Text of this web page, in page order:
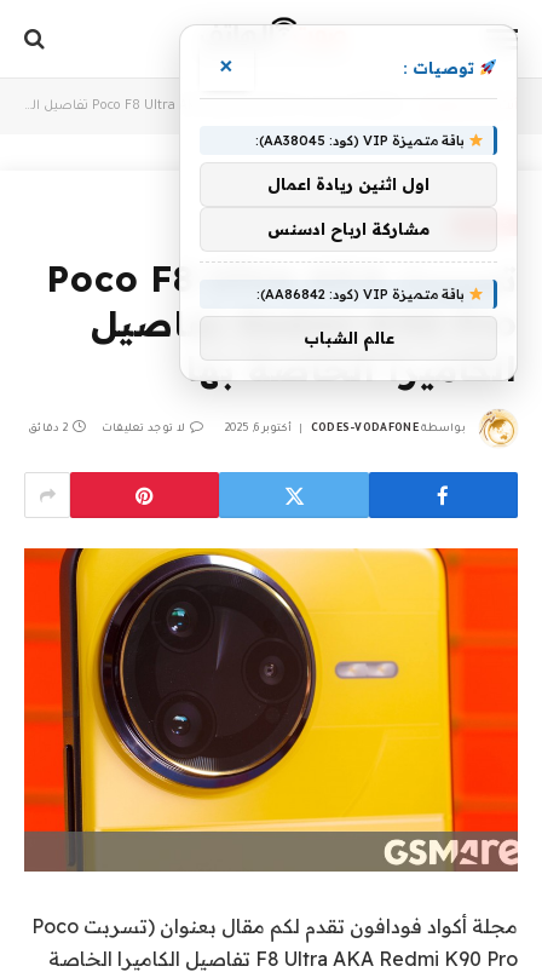
تسربت Poco F8 Ultra AKA
Redmi K90 Pro تفاصيل
الكاميرا الخاصة بها
بواسطة CODES-VODAFONE أكتوبر 6, 2025 لا توجد تعليقات 2 دقائق
مجلة أكواد فودافون تقدم لكم مقال بعنوان (تسربت Poco
F8 Ultra AKA Redmi K90 Pro تفاصيل الكاميرا الخاصة
توصيات : ×
باقة متميزة VIP (كود: AA38045):
اول اثنين ريادة اعمال
مشاركة ارباح ادسنس
باقة متميزة VIP (كود: AA86842):
عالم الشباب